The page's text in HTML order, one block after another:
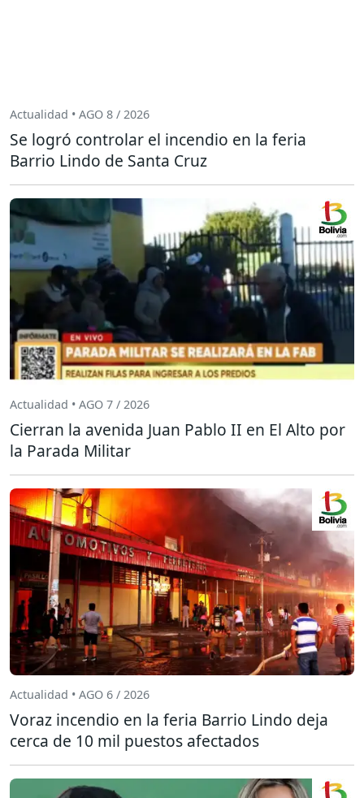
Actualidad • AGO 8 / 2026
Se logró controlar el incendio en la feria
Barrio Lindo de Santa Cruz
Actualidad • AGO 7 / 2026
Cierran la avenida Juan Pablo II en El Alto por
la Parada Militar
Actualidad • AGO 6 / 2026
Voraz incendio en la feria Barrio Lindo deja
cerca de 10 mil puestos afectados